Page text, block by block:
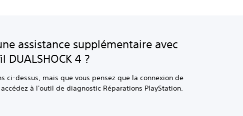
assistance supplémentaire avec
4 ?
ci-dessus, mais que vous pensez que la connexion de
à l'outil de diagnostic Réparations PlayStation.